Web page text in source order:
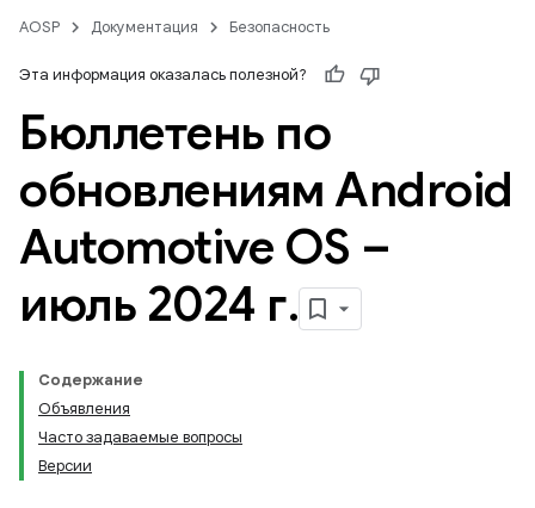
AOSP Документация Безопасность
Эта информация оказалась полезной?
Бюллетень по
обновлениям Android
Automotive OS –
июль 2024 г.
Содержание
Объявления
Часто задаваемые вопросы
Версии